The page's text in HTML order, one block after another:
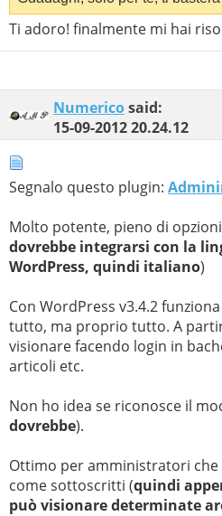
Ti adoro! finalmente mi hai
Numericosaid:
15-09-201220.24.12
Segnalo questo plugin:
Molto potente, pieno di
dovrebbe integrarsi con la
WordPress, quindi italiano)
Con WordPress v3.4.2
tutto, ma proprio tutto. A
visionare facendo login in
articoli etc.
Non ho idea se riconosce il
dovrebbe).
Ottimo per amministratori
come sottoscritti (quindi
può visionare determinate